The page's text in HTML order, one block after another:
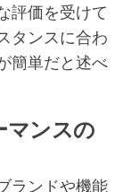
評価を受けて
タンスに合わ
簡単だと述べ
マンスの
ランドや機能